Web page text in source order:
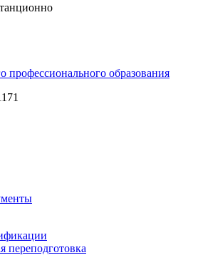
профессионального образования
переподготовка